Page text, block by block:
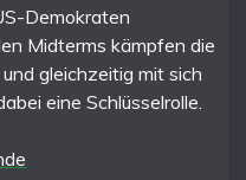
Demokraten
Midterms kämpfen die
gleichzeitig mit sich
eine Schlüsselrolle.